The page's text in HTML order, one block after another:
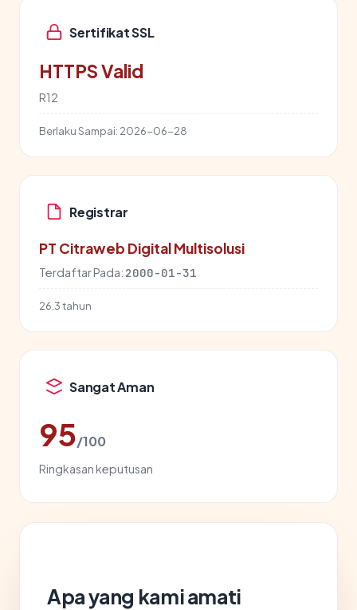
Sertifikat SSL
HTTPS Valid
R12
Berlaku Sampai: 2026-06-28
Registrar
PT Citraweb Digital Multisolusi
Terdaftar Pada: 2000-01-31
26.3 tahun
Sangat Aman
95/100
Ringkasan keputusan
Apa yang kami amati